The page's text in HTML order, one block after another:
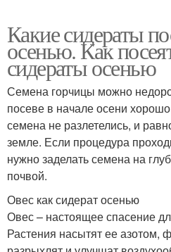
Какие сидераты
осенью. Как
сидераты осенью
Семена горчицы можно
посеве в начале осени
семена не разлетелись, и
земле. Если процедура
нужно заделать семена на
почвой.
Овес как сидерат осенью
Овес – настоящее спасение
Растения насытят ее азотом,